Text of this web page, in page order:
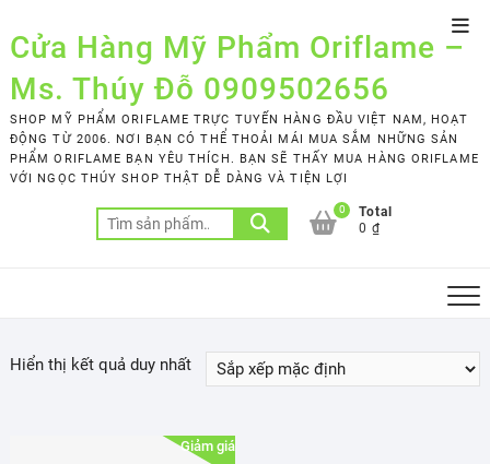
to
content
Cửa Hàng Mỹ Phẩm Oriflame –
Ms. Thúy Đỗ 0909502656
SHOP MỸ PHẨM ORIFLAME TRỰC TUYẾN HÀNG ĐẦU VIỆT NAM, HOẠT
ĐỘNG TỪ 2006. NƠI BẠN CÓ THỂ THOẢI MÁI MUA SẮM NHỮNG SẢN
PHẨM ORIFLAME BẠN YÊU THÍCH. BẠN SẼ THẤY MUA HÀNG ORIFLAME
VỚI NGỌC THÚY SHOP THẬT DỄ DÀNG VÀ TIỆN LỢI
Tìm
kiếm:
0
Total
0 ₫
Hiển thị kết quả duy nhất
Giảm giá!